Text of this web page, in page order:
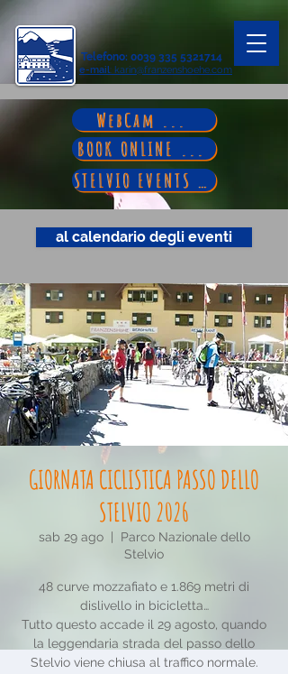
Telefono: 0039 335 5321714
e-mail: karin@franzenshoehe.com
WebCam ...
BOOK ONLINE ...
STELVIO EVENTS ...
al calendario degli eventi
GIORNATA CICLISTICA PASSO DELLO
STELVIO 2026
sab 29 ago
  |
Parco Nazionale dello
Stelvio
48 curve mozzafiato e 1.869 metri di
dislivello in bicicletta…
Tutto questo accade il 29 agosto, quando
la leggendaria strada del passo dello
Stelvio viene chiusa al traffico normale.